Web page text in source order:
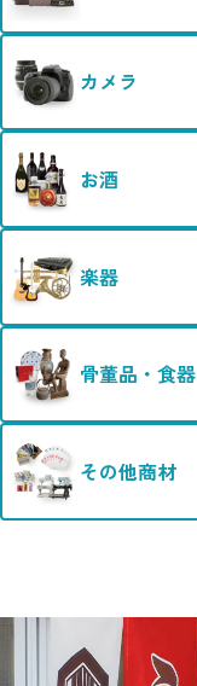
カメラ
お酒
楽器
骨董品・食器
その他商材